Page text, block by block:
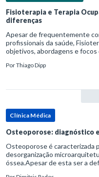
Fisioterapia e Terapia
diferenças
Apesar de frequentemente
profissionais da saúde,
objetivos, abordagens e
PorThiago Dipp
Clínica Médica
Osteoporose: diagnóstico
Osteoporose é caracterizada
desorganização
óssea.Apesar de esta ser a